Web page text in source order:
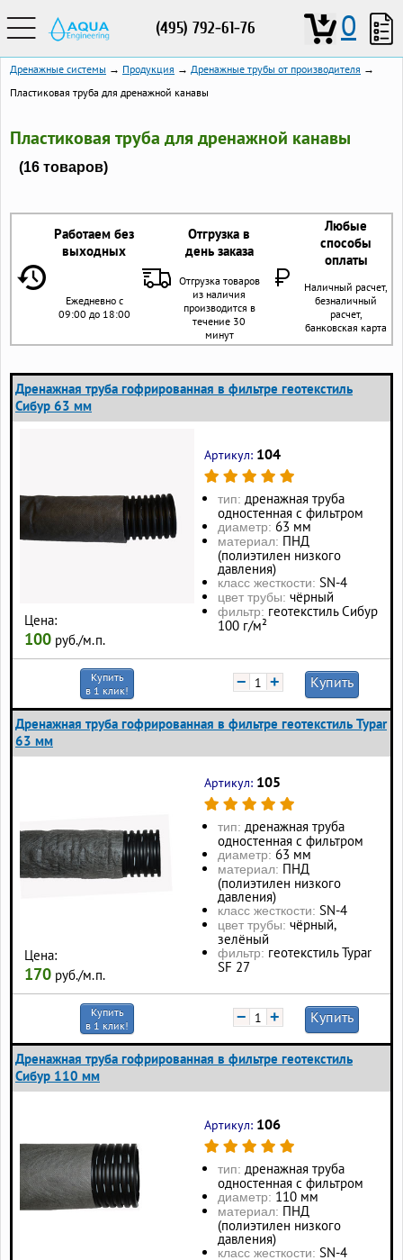
(495) 792-61-76 0
Дренажные системы → Продукция → Дренажные трубы от производителя →
Пластиковая труба для дренажной канавы
Пластиковая труба для дренажной канавы
(16 товаров)
Работаем без
выходных
Отгрузка в
день заказа
Любые
способы
оплаты
Ежедневно с
09:00 до 18:00
Отгрузка товаров
из наличия
производится в
течение 30
минут
Наличный расчет,
безналичный
расчет,
банковская карта
Дренажная труба гофрированная в фильтре геотекстиль
Сибур 63 мм
Цена:
100 руб./м.п.
Артикул: 104
тип: дренажная труба
одностенная с фильтром
диаметр: 63 мм
материал: ПНД
(полиэтилен низкого
давления)
класс жесткости: SN-4
цвет трубы: чёрный
фильтр: геотекстиль Сибур
100 г/м²
Купить
в 1 клик!
− + Купить
Дренажная труба гофрированная в фильтре геотекстиль Typar
63 мм
Цена:
170 руб./м.п.
Артикул: 105
тип: дренажная труба
одностенная с фильтром
диаметр: 63 мм
материал: ПНД
(полиэтилен низкого
давления)
класс жесткости: SN-4
цвет трубы: чёрный,
зелёный
фильтр: геотекстиль Typar
SF 27
Купить
в 1 клик!
− + Купить
Дренажная труба гофрированная в фильтре геотекстиль
Сибур 110 мм
Артикул: 106
тип: дренажная труба
одностенная с фильтром
диаметр: 110 мм
материал: ПНД
(полиэтилен низкого
давления)
класс жесткости: SN-4